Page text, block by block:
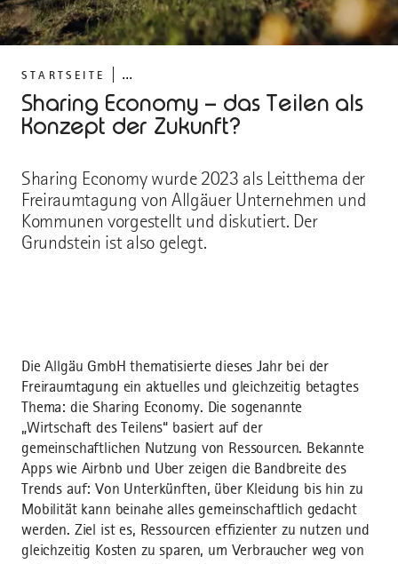
STARTSEITE ...
Sharing Economy – das Teilen als
Konzept der Zukunft?
Sharing Economy wurde 2023 als Leitthema der
Freiraumtagung von Allgäuer Unternehmen und
Kommunen vorgestellt und diskutiert. Der
Grundstein ist also gelegt.
Die Allgäu GmbH thematisierte dieses Jahr bei der
Freiraumtagung ein aktuelles und gleichzeitig betagtes
Thema: die Sharing Economy. Die sogenannte
„Wirtschaft des Teilens“ basiert auf der
gemeinschaftlichen Nutzung von Ressourcen. Bekannte
Apps wie Airbnb und Uber zeigen die Bandbreite des
Trends auf: Von Unterkünften, über Kleidung bis hin zu
Mobilität kann beinahe alles gemeinschaftlich gedacht
werden. Ziel ist es, Ressourcen effizienter zu nutzen und
gleichzeitig Kosten zu sparen, um Verbraucher weg von